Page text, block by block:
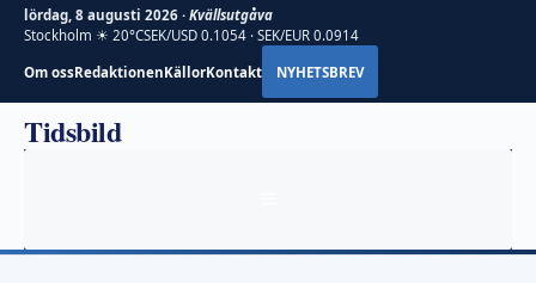
lördag, 8 augusti 2026 · Kvällsutgåva
Stockholm ☀ 20°CSEK/USD 0.1054 · SEK/EUR 0.0914
Om ossRedaktionenKällorKontakt NYHETSBREV
Hoppa
Tidsbild